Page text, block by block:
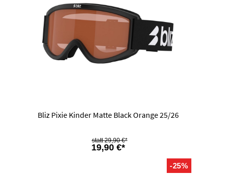
Bliz Pixie Kinder Matte Black Orange 25/26
19,90 €*
29,90 €*
-25%